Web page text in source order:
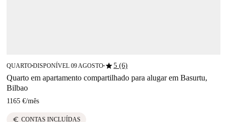
QUARTO■DISPONÍVEL 09 AGOSTO■star5 (6)
Quarto em apartamento compartilhado para alugar em Basurtu,
Bilbao
1165 €/mês
euro CONTAS INCLUÍDAS